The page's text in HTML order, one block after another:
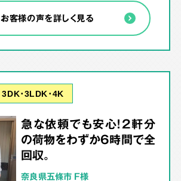
お客様の声を詳しく見る
3DK･3LDK･4K
急な依頼でも安心！2軒分
の荷物をわずか6時間で全
回収。
奈良県五條市 F様